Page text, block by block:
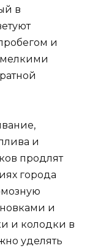
в
и
мелкими
и
продлят
города
и
и колодки в
уделять